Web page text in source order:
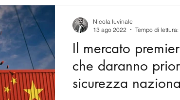
Il mercato
che daranno
sicurezza
Nicola Iuvinale
13 ago 2022
Tempo di lettura: